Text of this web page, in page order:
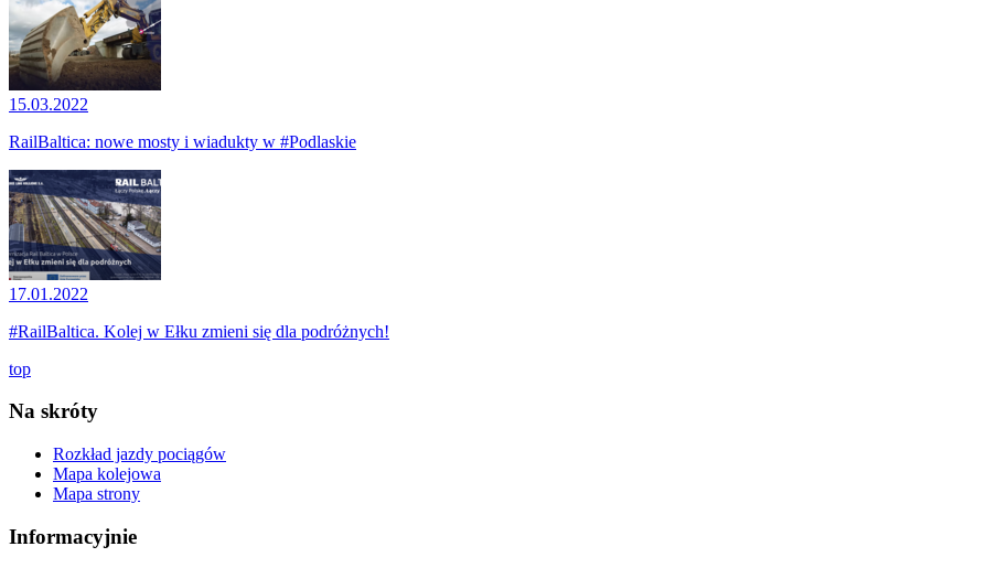
15.03.2022
RailBaltica: nowe mosty i wiadukty w #Podlaskie
17.01.2022
#RailBaltica. Kolej w Ełku zmieni się dla podróżnych!
top
Na skróty
Rozkład jazdy pociągów
Mapa kolejowa
Mapa strony
Informacyjnie